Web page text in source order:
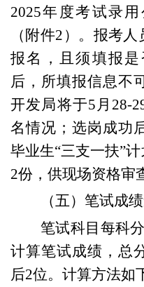
2025年度考试录
（附件2）。报考
报名，且须填报是
后，所填报信息不
开发局将于5月28-
名情况； 选岗成功
毕业生“三支一扶”
2份，供现场资格审
（五）笔试成
笔试科目每科
计算笔试成绩，总
后2位。计算方法如